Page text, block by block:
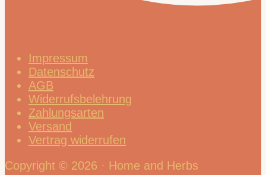
Impressum
Datenschutz
AGB
Widerrufsbelehrung
Zahlungsarten
Versand
Vertrag widerrufen
Copyright © 2026 · Home and Herbs